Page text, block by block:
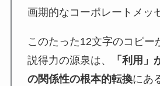
画期的なコーポレートメッ
このたった12文字のコピー
説得力の源泉は、
「利用」
の関係性の根本的転換にあ